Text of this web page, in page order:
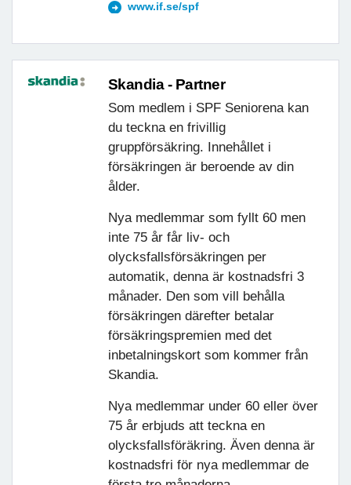
www.if.se/spf
Skandia - Partner
Som medlem i SPF Seniorena kan
du teckna en frivillig
gruppförsäkring. Innehållet i
försäkringen är beroende av din
ålder.
Nya medlemmar som fyllt 60 men
inte 75 år får liv- och
olycksfallsförsäkringen per
automatik, denna är kostnadsfri 3
månader. Den som vill behålla
försäkringen därefter betalar
försäkringspremien med det
inbetalningskort som kommer från
Skandia.
Nya medlemmar under 60 eller över
75 år erbjuds att teckna en
olycksfallsföräkring. Även denna är
kostnadsfri för nya medlemmar de